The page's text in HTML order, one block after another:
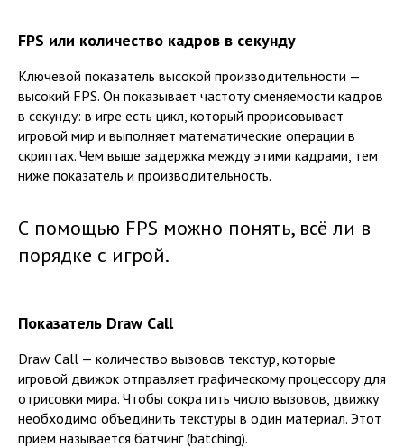
FPS или количество кадров в секунду
Ключевой показатель высокой производительности —
высокий FPS. Он показывает частоту сменяемости кадров
в секунду: в игре есть цикл, который прорисовывает
игровой мир и выполняет математические операции в
скриптах. Чем выше задержка между этими кадрами, тем
ниже показатель и производительность.
С помощью FPS можно понять, всё ли в
порядке с игрой.
Показатель Draw Call
Draw Call — количество вызовов текстур, которые
игровой движок отправляет графическому процессору для
отрисовки мира. Чтобы сократить число вызовов, движку
необходимо объединить текстуры в один материал. Этот
приём называется батчинг (batching).